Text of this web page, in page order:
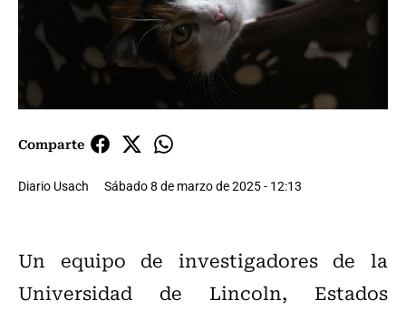
Comparte
Diario Usach Sábado 8 de marzo de 2025 - 12:13
Un equipo de investigadores de la
Universidad de Lincoln, Estados